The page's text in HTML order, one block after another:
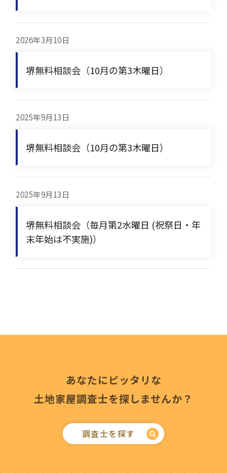
2026年3月10日
堺無料相談会（10月の第3木曜日）
2025年9月13日
堺無料相談会（10月の第3木曜日）
2025年9月13日
堺無料相談会（毎月第2水曜日 (祝祭日・年
末年始は不実施)）
あなたにピッタリな
土地家屋調査士を探しませんか？
調査士を探す